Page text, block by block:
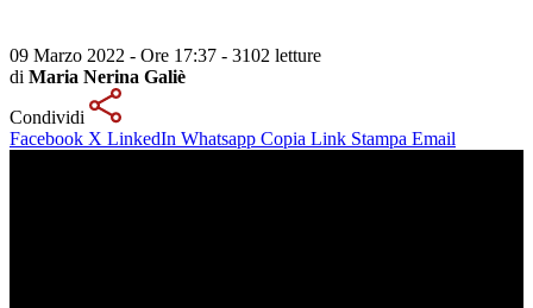
09 Marzo 2022 - Ore 17:37 - 3102 letture
di Maria Nerina Galiè
Condividi
Facebook X LinkedIn Whatsapp Copia Link Stampa Email